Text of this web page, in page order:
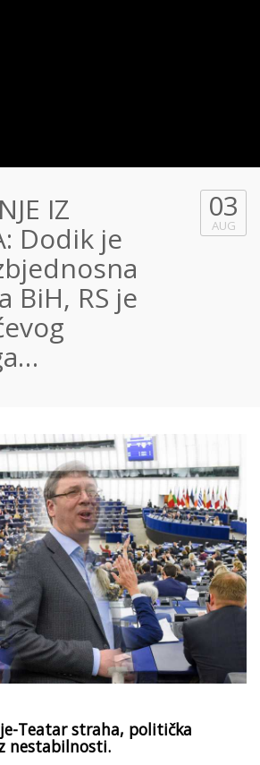
IZ
Dodik je
BiH, RS je
03
AUG
Teatar straha, politička
nestabilnosti.